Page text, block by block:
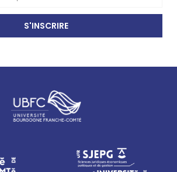
S'INSCRIRE